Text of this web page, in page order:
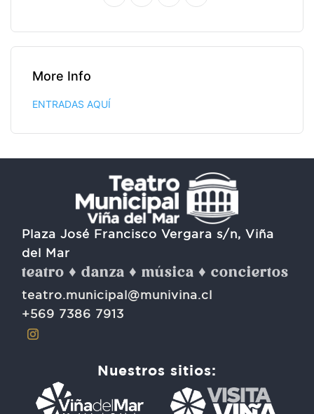
More Info
ENTRADAS AQUÍ
Plaza José Francisco Vergara s/n, Viña
del Mar
teatro ♦ danza ♦ música ♦ conciertos
teatro.municipal@munivina.cl
+569 7386 7913
Nuestros sitios: